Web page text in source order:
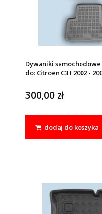
Dywaniki
do: Citroen C3 I 2002 -
300,00 zł
dodaj do koszyka